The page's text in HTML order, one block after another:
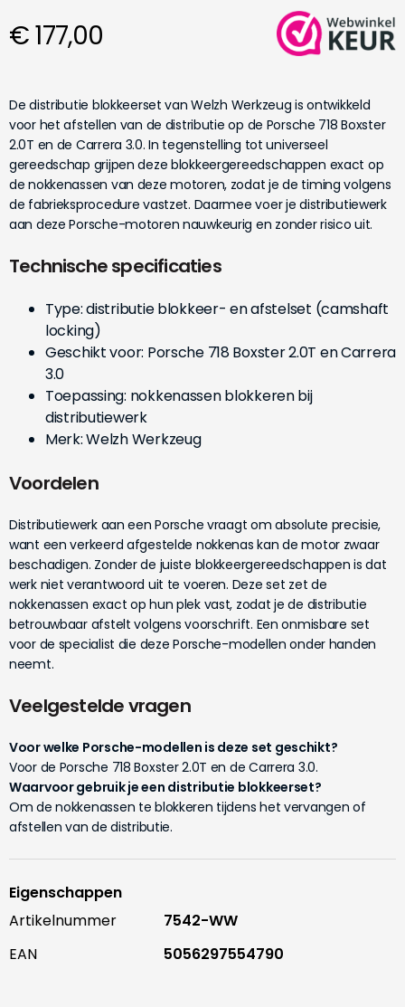
€ 177,00
De distributie blokkeerset van Welzh Werkzeug is ontwikkeld
voor het afstellen van de distributie op de Porsche 718 Boxster
2.0T en de Carrera 3.0. In tegenstelling tot universeel
gereedschap grijpen deze blokkeergereedschappen exact op
de nokkenassen van deze motoren, zodat je de timing volgens
de fabrieksprocedure vastzet. Daarmee voer je distributiewerk
aan deze Porsche-motoren nauwkeurig en zonder risico uit.
Technische specificaties
Type: distributie blokkeer- en afstelset (camshaft
locking)
Geschikt voor: Porsche 718 Boxster 2.0T en Carrera
3.0
Toepassing: nokkenassen blokkeren bij
distributiewerk
Merk: Welzh Werkzeug
Voordelen
Distributiewerk aan een Porsche vraagt om absolute precisie,
want een verkeerd afgestelde nokkenas kan de motor zwaar
beschadigen. Zonder de juiste blokkeergereedschappen is dat
werk niet verantwoord uit te voeren. Deze set zet de
nokkenassen exact op hun plek vast, zodat je de distributie
betrouwbaar afstelt volgens voorschrift. Een onmisbare set
voor de specialist die deze Porsche-modellen onder handen
neemt.
Veelgestelde vragen
Voor welke Porsche-modellen is deze set geschikt?
Voor de Porsche 718 Boxster 2.0T en de Carrera 3.0.
Waarvoor gebruik je een distributie blokkeerset?
Om de nokkenassen te blokkeren tijdens het vervangen of
afstellen van de distributie.
Eigenschappen
Artikelnummer
7542-WW
EAN
5056297554790